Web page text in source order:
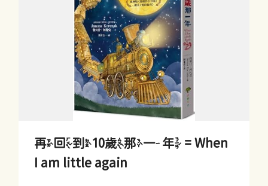
再回到10歲那一年 = When
I am little again